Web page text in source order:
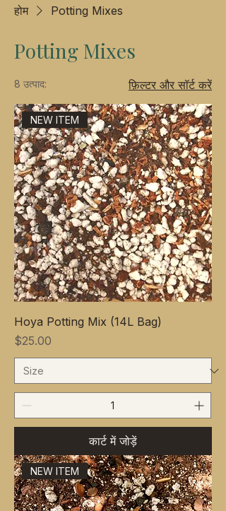
होम Potting Mixes
Potting Mixes
8 उत्पाद: फ़िल्टर और सॉर्ट करें
NEW ITEM
Hoya Potting Mix (14L Bag)
मूल्य
$25.00
कार्ट में जोड़ें
NEW ITEM